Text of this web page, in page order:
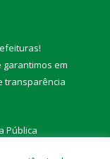
!
garantimos em
transparência
Pública